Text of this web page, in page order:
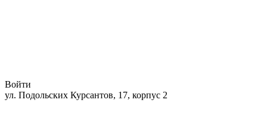
Войти
ул. Подольских Курсантов, 17, корпус 2